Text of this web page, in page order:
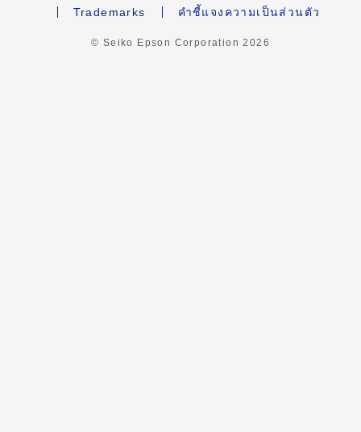
Trademarks
คำชี้แจงความเป็นส่วนตัว
© Seiko Epson Corporation2026